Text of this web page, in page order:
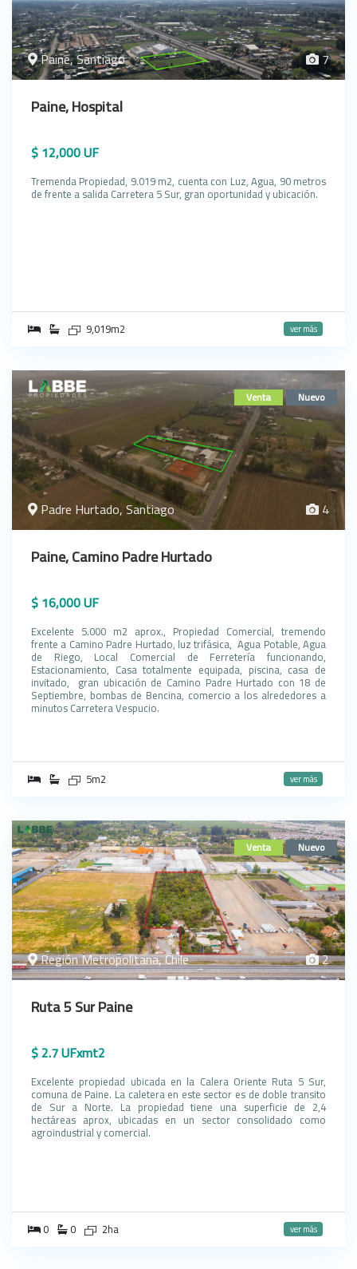
Paine, Santiago 7
Paine, Hospital
$ 12,000 UF
Tremenda Propiedad, 9.019 m2, cuenta con Luz, Agua, 90 metros
de frente a salida Carretera 5 Sur, gran oportunidad y ubicación.
9,019m2 ver más
Venta Nuevo
Padre Hurtado, Santiago 4
Paine, Camino Padre Hurtado
$ 16,000 UF
Excelente 5.000 m2 aprox., Propiedad Comercial, tremendo
frente a Camino Padre Hurtado, luz trifásica, Agua Potable, Agua
de Riego, Local Comercial de Ferretería funcionando,
Estacionamiento, Casa totalmente equipada, piscina, casa de
invitado, gran ubicación de Camino Padre Hurtado con 18 de
Septiembre, bombas de Bencina, comercio a los alrededores a
minutos Carretera Vespucio.
5m2 ver más
Venta Nuevo
Región Metropolitana, Chile 2
Ruta 5 Sur Paine
$ 2.7 UFxmt2
Excelente propiedad ubicada en la Calera Oriente Ruta 5 Sur,
comuna de Paine. La caletera en este sector es de doble transito
de Sur a Norte. La propiedad tiene una superficie de 2,4
hectáreas aprox, ubicadas en un sector consolidado como
agroindustrial y comercial.
0 0 2ha ver más